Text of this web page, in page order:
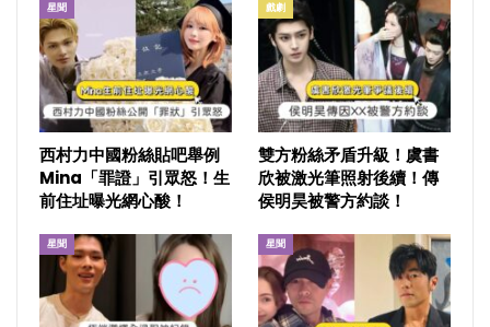
星聞
西村力中國粉絲貼吧舉例
Mina「罪證」引眾怒！生
前住址曝光網心酸！
戲劇
雙方粉絲矛盾升級！虞書
欣被激光筆照射後續！傳
侯明昊被警方約談！
星聞 星聞